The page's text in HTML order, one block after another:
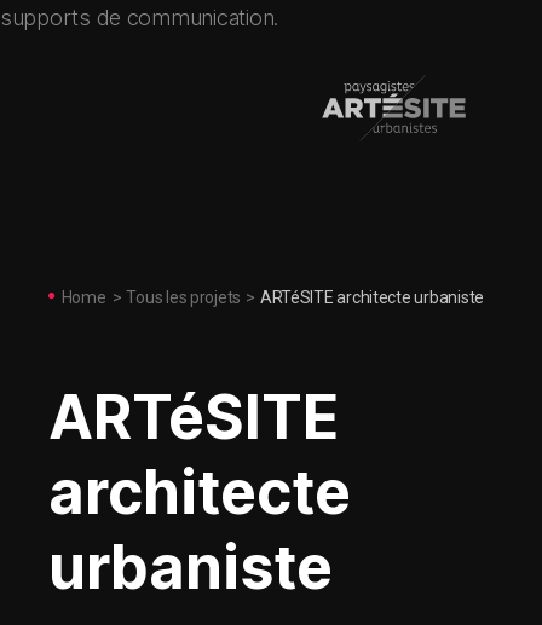
supports de communication.
Home > Tous les projets > ARTéSITE architecte urbaniste
ARTéSITE
architecte
urbaniste